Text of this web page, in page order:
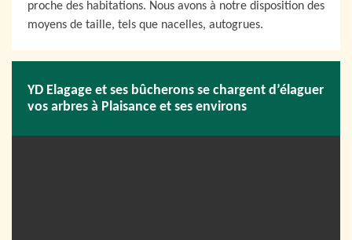
proche des habitations. Nous avons à notre disposition des
moyens de taille, tels que nacelles, autogrues.
YD Elagage et ses bûcherons se chargent d’élaguer
vos arbres à Plaisance et ses environs